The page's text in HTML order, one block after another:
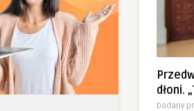
dłoni.
Dodany